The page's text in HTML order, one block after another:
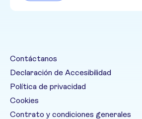
Contáctanos
Declaración de Accesibilidad
Política de privacidad
Cookies
Contrato y condiciones generales